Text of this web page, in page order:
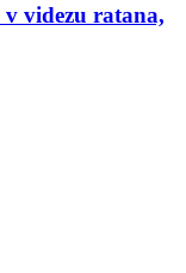
v videzu ratana,